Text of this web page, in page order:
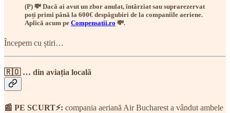
(P) 💸 Dacă ai avut un zbor anulat, întârziat sau suprarezervat
poți primi până la 600€ despăgubiri de la companiile aeriene.
Aplică acum pe Compensatii.ro 💸.
Începem cu știri…
🇷🇴 … din aviația locală
📰 PE SCURT⚡: compania aeriană Air Bucharest a vândut ambele